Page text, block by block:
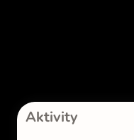
Aktivity